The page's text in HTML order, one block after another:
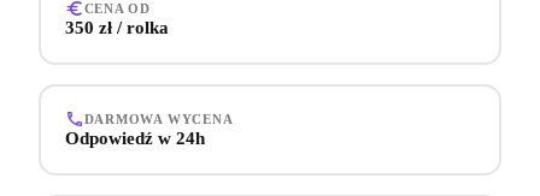
CENA OD
350 zł / rolka
DARMOWA WYCENA
Odpowiedź w 24h